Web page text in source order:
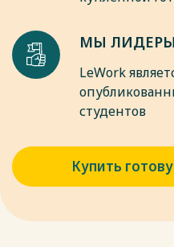
МЫ ЛИДЕРЫ
LeWork
студентов
Купить